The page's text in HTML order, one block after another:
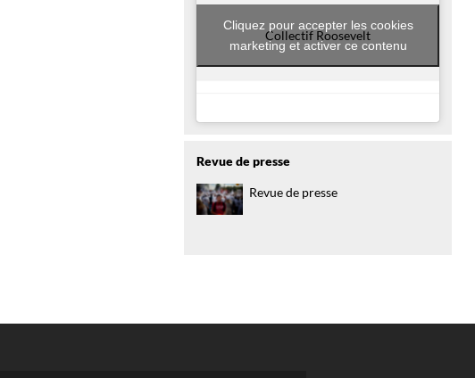
Collectif Roosevelt
Cliquez pour accepter les cookies
marketing et activer ce contenu
Revue de presse
Revue de presse